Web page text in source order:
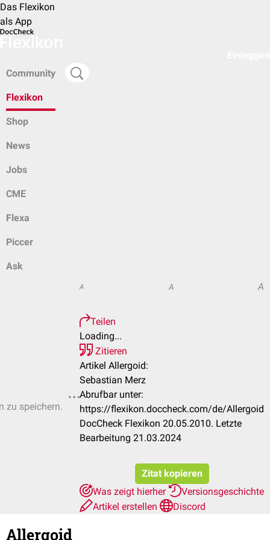
Das Flexikon
als App
Community
Flexikon
Shop
News
Jobs
CME
Flexa
Piccer
Ask
zu speichern.
A A A
Teilen
Loading...
Zitieren
Artikel Allergoid:
Sebastian Merz
Abrufbar unter:
https://flexikon.doccheck.com/de/Allergoid
DocCheck Flexikon 20.05.2010. Letzte
Bearbeitung 21.03.2024
Zitat kopieren
Was zeigt hierher
Versionsgeschichte
Artikel erstellen
Discord
Allergoid